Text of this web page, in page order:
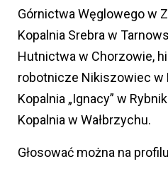
Górnictwa Węglowego w
Kopalnia Srebra w
Hutnictwa w Chorzowie,
robotnicze Nikiszowiec w
Kopalnia „Ignacy” w
Kopalnia w Wałbrzychu.
Głosować można na profilu